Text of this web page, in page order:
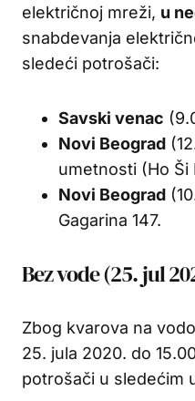
električnoj mreži, u
snabdevanja
sledeći potrošači:
Savski venac
Novi Beograd
umetnosti (Ho Ši
Novi Beograd
Gagarina 147.
Bez vode (25. jul
Zbog kvarova na
25. jula 2020. do
potrošači u sledećim